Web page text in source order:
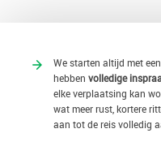
We starten altijd met
hebben volledige
elke verplaatsing kan
wat meer rust, kortere
aan tot de reis volledig